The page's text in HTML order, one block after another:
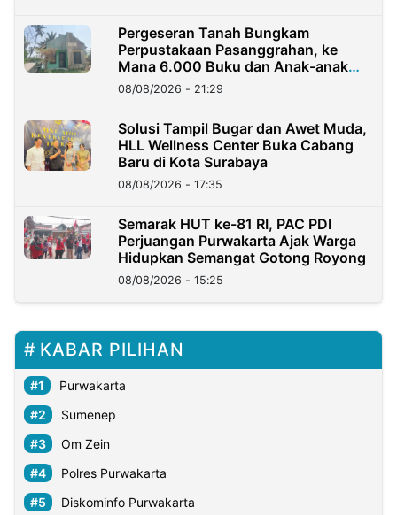
Pergeseran Tanah Bungkam
Perpustakaan Pasanggrahan, ke
Mana 6.000 Buku dan Anak-anak
Kini?
08/08/2026 - 21:29
Solusi Tampil Bugar dan Awet Muda,
HLL Wellness Center Buka Cabang
Baru di Kota Surabaya
08/08/2026 - 17:35
Semarak HUT ke-81 RI, PAC PDI
Perjuangan Purwakarta Ajak Warga
Hidupkan Semangat Gotong Royong
08/08/2026 - 15:25
KABAR PILIHAN
Purwakarta
Sumenep
Om Zein
Polres Purwakarta
Diskominfo Purwakarta